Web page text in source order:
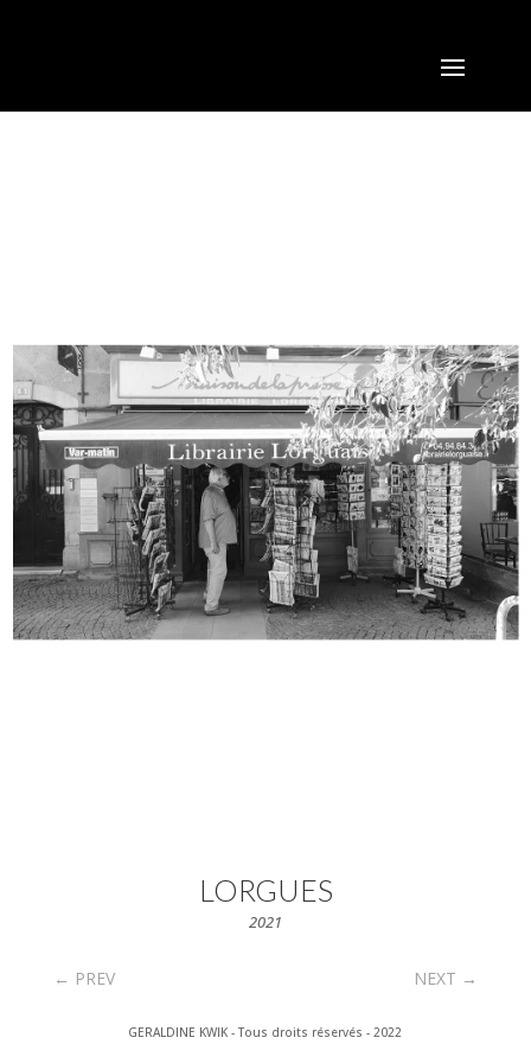
LORGUES
2021
← PREV NEXT →
GERALDINE KWIK - Tous droits réservés - 2022